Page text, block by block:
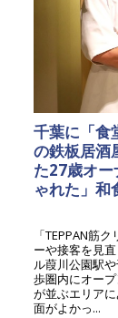
千葉に「食
の鉄板居酒
た27歳オ
ゃれた」和
「TEPPAN筋
ーや接客を見
ル葭川公園駅
歩圏内にオー
が並ぶエリア
面がよかっ...